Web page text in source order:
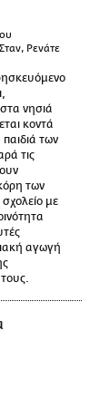
Ρενάτε
νησιά
κοντά
παιδιά των
τις
των
σχολείο με
αγωγή
τους.